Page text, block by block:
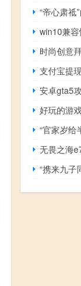
“帝心肃祗
win10兼容
时尚创意
安卓gta5
好玩的游
“官家岁给
无畏之海
“携来九子